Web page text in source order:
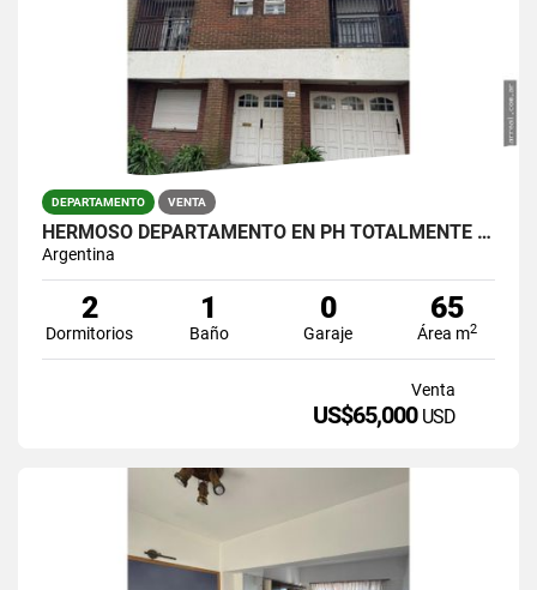
DEPARTAMENTO VENTA
HERMOSO DEPARTAMENTO EN PH TOTALMENTE RECICLADO
Argentina
2
Dormitorios
1
Baño
0
Garaje
65
Área m2
Venta
US$65,000 USD